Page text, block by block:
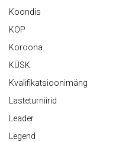
Koondis
KOP
Koroona
KÜSK
Kvalifikatsioonimäng
Lasteturniirid
Leader
Legend